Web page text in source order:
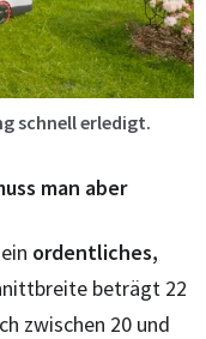
schnell erledigt.
man aber
ordentliches,
beträgt 22
zwischen 20 und